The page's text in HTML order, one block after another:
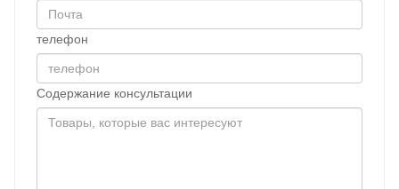
телефон
Содержание консультации